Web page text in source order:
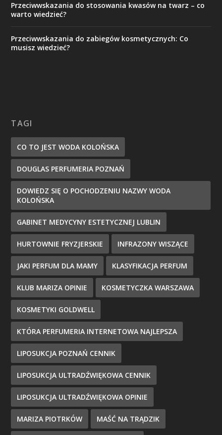
Przeciwwskazania do stosowania kwasów na twarz – co
warto wiedzieć?
Przeciwwskazania do zabiegów kosmetycznych: Co
musisz wiedzieć?
TAGI
CO TO JEST WODA KOLOŃSKA
DOUGLAS PERFUMERIA POZNAŃ
DOWIEDZ SIĘ O POCHODZENIU NAZWY WODA
KOLOŃSKA
GABINET MEDYCYNY ESTETYCZNEJ LUBLIN
HURTOWNIE FRYZJERSKIE INFRAZONY WISZĄCE
JAKI PERFUM DLA MAMY KLASYFIKACJA PERFUM
KLUB MARIZA OPINIE KOSMETYCZKA WARSZAWA
KOSMETYKI GOLDWELL
KTÓRA PERFUMERIA INTERNETOWA NAJLEPSZA
LIPOSUKCJA POZNAŃ CENNIK
LIPOSUKCJA ULTRADŹWIĘKOWA CENNIK
LIPOSUKCJA ULTRADŹWIĘKOWA OPINIE
MARIZA PIOTRKÓW MAŚĆ NA TRĄDZIK